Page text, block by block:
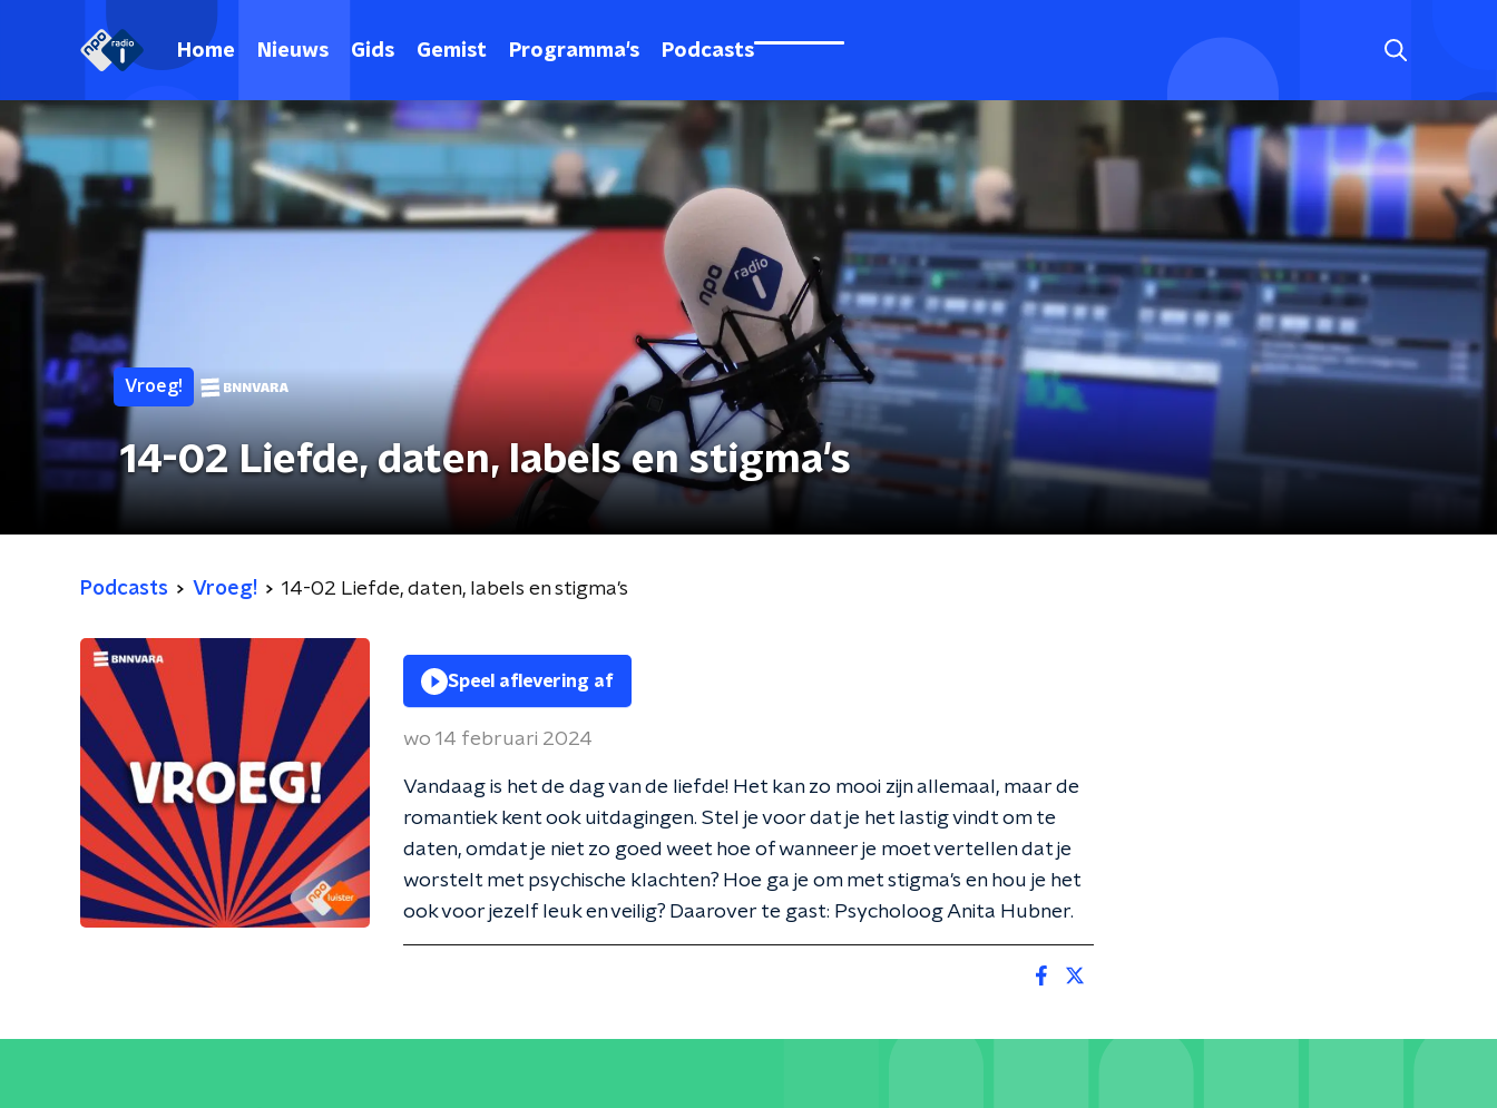
Home Nieuws Gids Gemist Programma's Podcasts
Vroeg!
14-02 Liefde, daten, labels en stigma's
Podcasts Vroeg! 14-02 Liefde, daten, labels en stigma's
Speel aflevering af
wo 14 februari 2024
Vandaag is het de dag van de liefde! Het kan zo mooi zijn allemaal, maar de
romantiek kent ook uitdagingen. Stel je voor dat je het lastig vindt om te
daten, omdat je niet zo goed weet hoe of wanneer je moet vertellen dat je
worstelt met psychische klachten? Hoe ga je om met stigma's en hou je het
ook voor jezelf leuk en veilig? Daarover te gast: Psycholoog Anita Hubner.